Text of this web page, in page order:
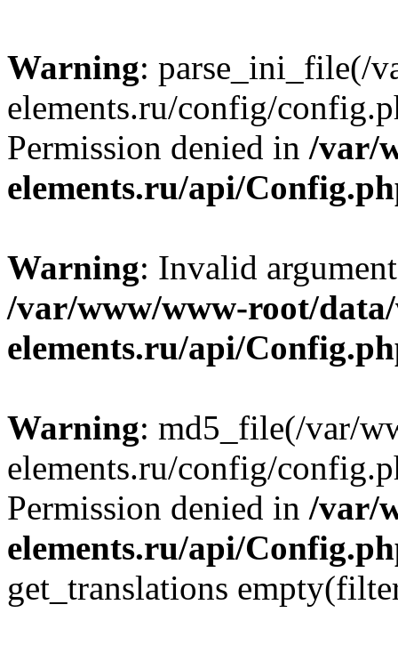
Warning: parse_ini_file(/
elements.ru/config/
Permission denied in /var/
elements.ru/api/
Warning: Invalid
/var/www/www-root/
elements.ru/api/
Warning: md5_file(/var/
elements.ru/config/
Permission denied in /var/
elements.ru/api/
get_translations